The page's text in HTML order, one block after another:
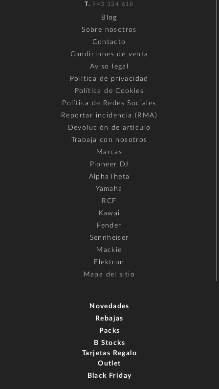
T. 943 324 618
Blog
Sobre nosotros
Contacto
Condiciones de venta
Aviso legal
Política de privacidad
Política de Cookies
Política de Redes Sociales
Reportar incidencia (RMA)
Devolución de artículo
Trabaja con nosotros
Marcas
Pioneer DJ
AlphaTheta
Yamaha
RCF
Kawai
Fender
Sennheiser
Mackie
Elektron
Mapa del sitio
Novedades
Rebajas
Packs
B Stocks
Tarjetas Regalo
Outlet
Black Friday